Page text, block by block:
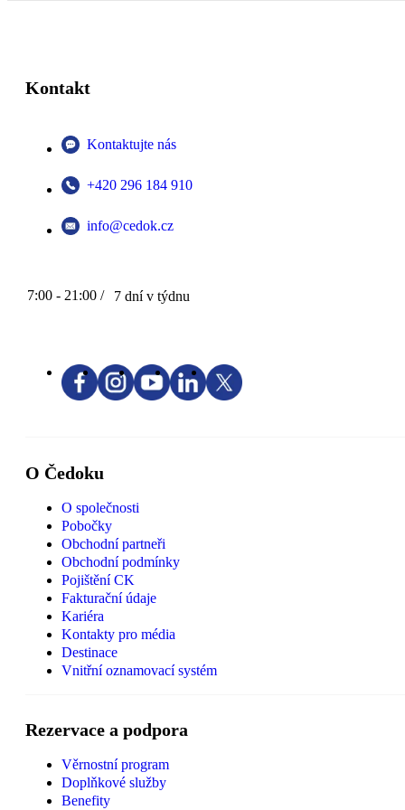
Kontakt
Kontaktujte nás
+420 296 184 910
info@cedok.cz
7:00 - 21:00 / 7 dní v týdnu
O Čedoku
O společnosti
Pobočky
Obchodní partneři
Obchodní podmínky
Pojištění CK
Fakturační údaje
Kariéra
Kontakty pro média
Destinace
Vnitřní oznamovací systém
Rezervace a podpora
Věrnostní program
Doplňkové služby
Benefity